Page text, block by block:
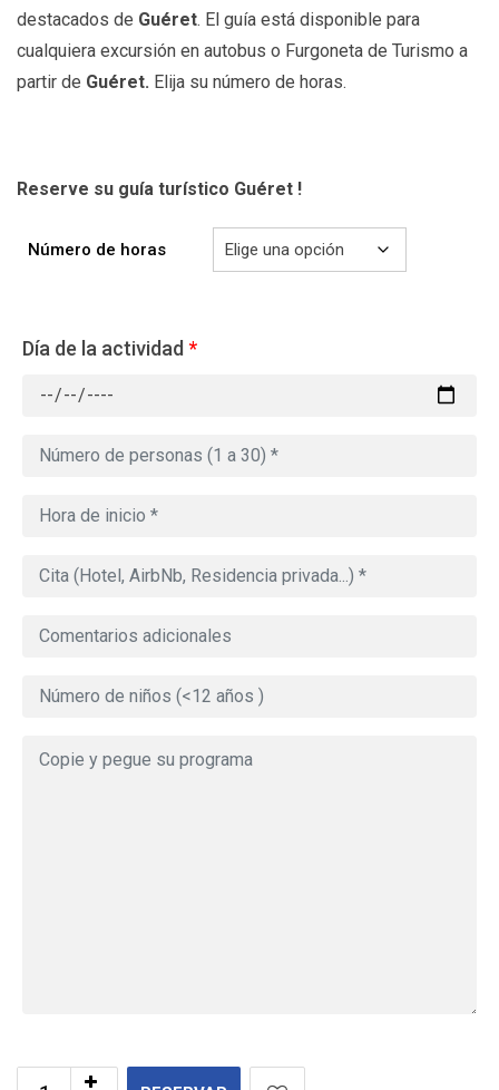
destacados de Guéret. El guía está disponible para
cualquiera excursión en autobus o Furgoneta de Turismo a
partir de Guéret. Elija su número de horas.
Reserve su guía turístico Guéret !
Número de horas
Día de la actividad*